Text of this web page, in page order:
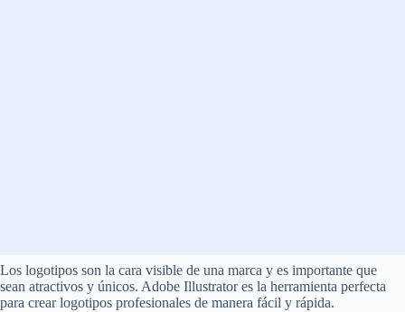
Los logotipos son la cara visible de una marca y es importante que
sean atractivos y únicos. Adobe Illustrator es la herramienta perfecta
para crear logotipos profesionales de manera fácil y rápida.